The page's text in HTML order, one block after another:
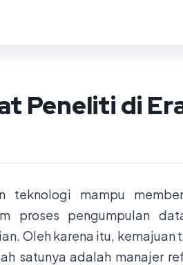
Peneliti di
teknologi mampu
proses pengumpulan
Oleh karena itu,
satunya adalah manajer